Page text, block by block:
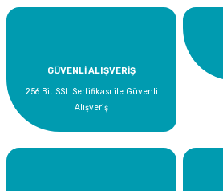
GÜVENLİ ALIŞVERİŞ
256 Bit SSL Sertifikası ile Güvenli
Alışveriş